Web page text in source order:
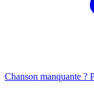
Chanson manquante ?